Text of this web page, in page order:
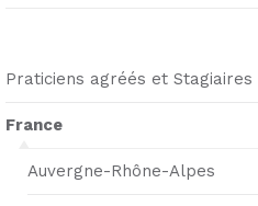
Praticiens agréés et Stagiaires
France
Auvergne-Rhône-Alpes